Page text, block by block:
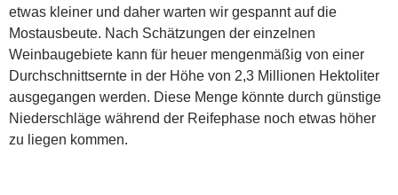
etwas kleiner und daher warten wir gespannt auf die
Mostausbeute. Nach Schätzungen der einzelnen
Weinbaugebiete kann für heuer mengenmäßig von einer
Durchschnittsernte in der Höhe von 2,3 Millionen Hektoliter
ausgegangen werden. Diese Menge könnte durch günstige
Niederschläge während der Reifephase noch etwas höher
zu liegen kommen.